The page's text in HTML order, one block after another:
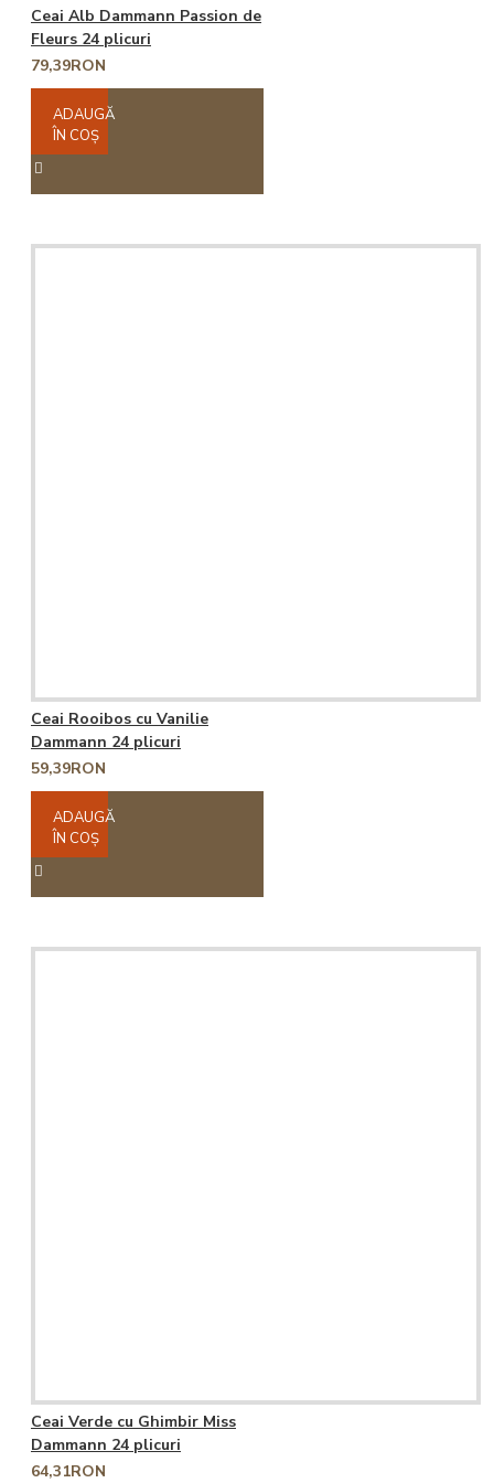
Ceai Alb Dammann Passion de
Fleurs 24 plicuri
79,39RON
ADAUGĂ
ÎN COŞ
Ceai Rooibos cu Vanilie
Dammann 24 plicuri
59,39RON
ADAUGĂ
ÎN COŞ
Ceai Verde cu Ghimbir Miss
Dammann 24 plicuri
64,31RON